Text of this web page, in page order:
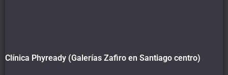
Clínica Phyready (Galerías Zafiro en Santiago centro)